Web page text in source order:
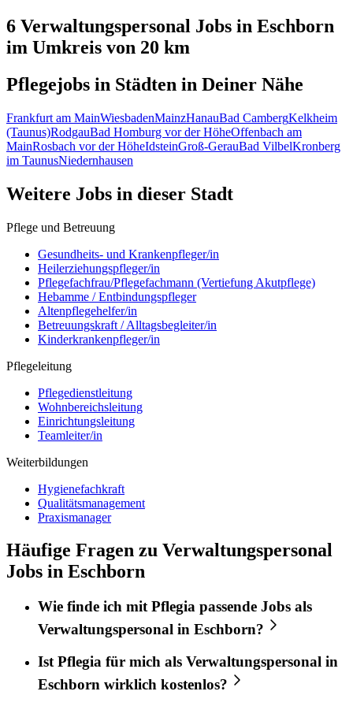
6 Verwaltungspersonal Jobs in Eschborn
im Umkreis von 20 km
Pflegejobs in Städten in Deiner Nähe
Frankfurt am MainWiesbadenMainzHanauBad CambergKelkheim
(Taunus)RodgauBad Homburg vor der HöheOffenbach am
MainRosbach vor der HöheIdsteinGroß-GerauBad VilbelKronberg
im TaunusNiedernhausen
Weitere Jobs in dieser Stadt
Pflege und Betreuung
Gesundheits- und Krankenpfleger/in
Heilerziehungspfleger/in
Pflegefachfrau/Pflegefachmann (Vertiefung Akutpflege)
Hebamme / Entbindungspfleger
Altenpflegehelfer/in
Betreuungskraft / Alltagsbegleiter/in
Kinderkrankenpfleger/in
Pflegeleitung
Pflegedienstleitung
Wohnbereichsleitung
Einrichtungsleitung
Teamleiter/in
Weiterbildungen
Hygienefachkraft
Qualitätsmanagement
Praxismanager
Häufige Fragen zu Verwaltungspersonal
Jobs in Eschborn
Wie finde ich mitPflegia passende Jobs als
Verwaltungspersonal in Eschborn?
Ist Pflegia für mich als Verwaltungspersonal in
Eschborn wirklich kostenlos?